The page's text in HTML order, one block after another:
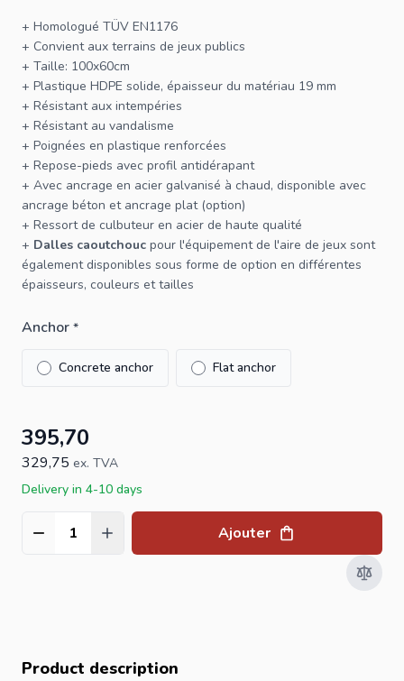
+ Homologué TÜV EN1176
+ Convient aux terrains de jeux publics
+ Taille: 100x60cm
+ Plastique HDPE solide, épaisseur du matériau 19 mm
+ Résistant aux intempéries
+ Résistant au vandalisme
+ Poignées en plastique renforcées
+ Repose-pieds avec profil antidérapant
+ Avec ancrage en acier galvanisé à chaud, disponible avec
ancrage béton et ancrage plat (option)
+ Ressort de culbuteur en acier de haute qualité
+ Dalles caoutchouc pour l'équipement de l'aire de jeux sont
également disponibles sous forme de option en différentes
épaisseurs, couleurs et tailles
Anchor *
Concrete anchor Flat anchor
395,70
329,75 ex. TVA
Delivery in 4-10 days
Quantité Ajouter
Product description